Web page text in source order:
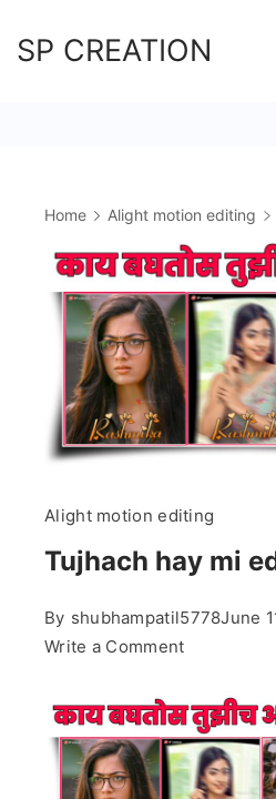
toSP CREATION
Home Alight motion editing
Alight motion editing
Tujhach hay mi
By shubhampatil5778June
Write a Commenton
hay
mi
editing